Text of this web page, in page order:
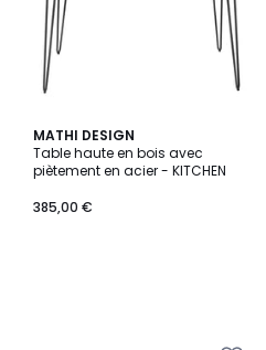
MATHI DESIGN
Table haute en bois avec
piètement en acier - KITCHEN
385,00 €